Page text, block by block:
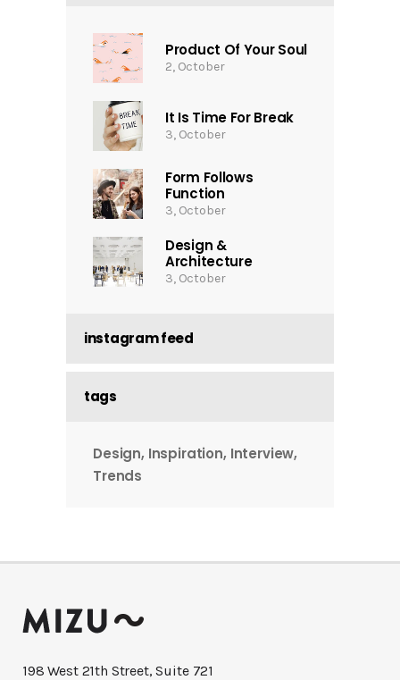
Product Of Your Soul
2, October
It Is Time For Break
3, October
Form Follows
Function
3, October
Design &
Architecture
3, October
instagram feed
tags
Design Inspiration Interview
Trends
198 West 21th Street, Suite 721